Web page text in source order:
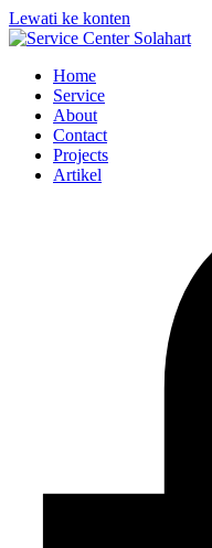
Lewati ke konten
Home
Service
About
Contact
Projects
Artikel